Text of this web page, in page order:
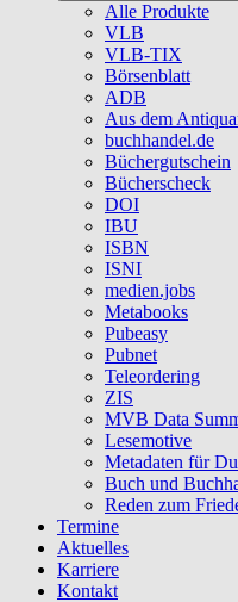
Alle Produkte
VLB
VLB-TIX
Börsenblatt
ADB
Aus dem
buchhandel.de
Büchergutschein
Bücherscheck
DOI
IBU
ISBN
ISNI
medien.jobs
Metabooks
Pubeasy
Pubnet
Teleordering
ZIS
MVB Data
Lesemotive
Metadaten für
Buch und
Reden zum
Termine
Aktuelles
Karriere
Kontakt